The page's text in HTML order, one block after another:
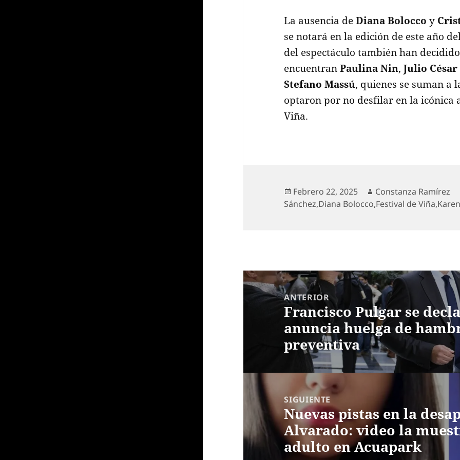
La ausencia deDiana Bolocco y
se notará en la edición de este año
del espectáculo también han
encuentranPaulina Nin,Julio
Stefano Massú, quienes se suman a
optaron por no desfilar en la icónica
Viña.
Publicado
el
Febrero 22, 2025 Autor
Constanza Ramírez
Sánchez,Diana Bolocco,Festival de Viña,
Navegación
de
entradas
ANTERIOR
Entrada
anterior:
Francisco Pulgar se
anuncia huelga de
preventiva
SIGUIENTE
Entrada
siguiente:
Nuevas pistas en la
Alvarado: video la
adulto en Acuapark